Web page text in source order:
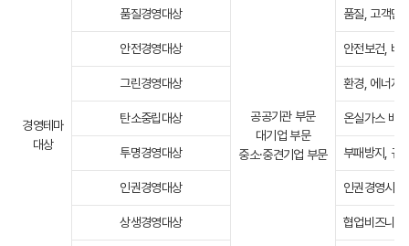
경영테마
대상
품질경영대상
공공기관 부문
대기업 부문
중소·중견기업 부문
품질, 고객만
안전경영대상 안전보건, 비
그린경영대상 환경, 에너지
탄소중립대상 온실가스 배
투명경영대상 부패방지, 규
인권경영대상 인권경영시스
상생경영대상 협업비즈니